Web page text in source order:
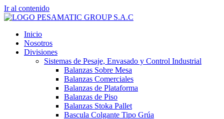
Ir al contenido
Inicio
Nosotros
Divisiones
Sistemas de Pesaje, Envasado y Control Industrial
Balanzas Sobre Mesa
Balanzas Comerciales
Balanzas de Plataforma
Balanzas de Piso
Balanzas Stoka Pallet
Bascula Colgante Tipo Grúa